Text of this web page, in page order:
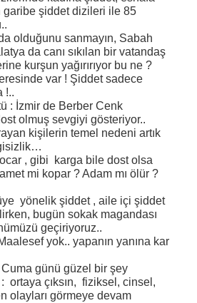
şiddet dizileri ile 85
olduğunu sanmayın, Sabah
da canı sıkılan bir vatandaş
kurşun yağırırıyor bu ne ?
var ! Şiddet sadece
!..
: İzmir de Berber Cenk
olmuş sevgiyi gösteriyor..
kişilerin temel nedeni artık
, gibi karga bile dost olsa
mi kopar ? Adam mı ölür ?
yönelik şiddet , aile içi şiddet
bugün sokak magandası
geçiriyoruz..
yok.. yapanın yanına kar
günü güzel bir şey
ortaya çıksın, fiziksel, cinsel,
olayları görmeye devam